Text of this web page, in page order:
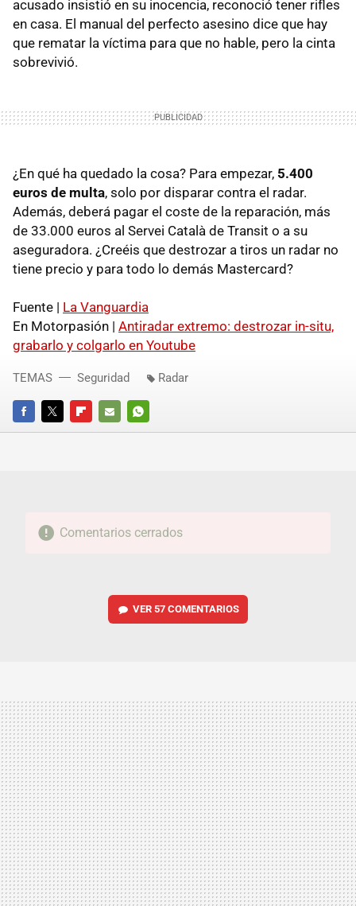
acusado insistió en su inocencia, reconoció tener rifles
en casa. El manual del perfecto asesino dice que hay
que rematar la víctima para que no hable, pero la cinta
sobrevivió.
¿En qué ha quedado la cosa? Para empezar, 5.400
euros de multa, solo por disparar contra el radar.
Además, deberá pagar el coste de la reparación, más
de 33.000 euros al Servei Català de Transit o a su
aseguradora. ¿Creéis que destrozar a tiros un radar no
tiene precio y para todo lo demás Mastercard?
Fuente | La Vanguardia
En Motorpasión | Antiradar extremo: destrozar in-situ,
grabarlo y colgarlo en Youtube
FACEBOOKTWITTERFLIPBOARD
E-
WHATSAPP
TEMAS Seguridad Radar
Comentarios cerrados
VER 57 COMENTARIOS